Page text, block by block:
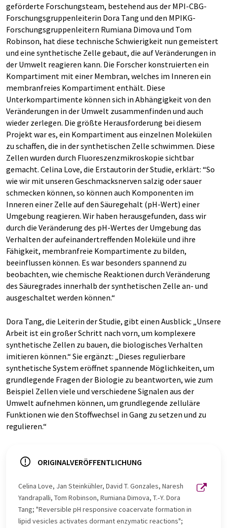
geförderte Forschungsteam, bestehend aus der MPI-CBG-
Forschungsgruppenleiterin Dora Tang und den MPIKG-
Forschungsgruppenleitern Rumiana Dimova und Tom
Robinson, hat diese technische Schwierigkeit nun gemeistert
und eine synthetische Zelle gebaut, die auf Veränderungen in
der Umwelt reagieren kann. Die Forscher konstruierten ein
Kompartiment mit einer Membran, welches im Inneren ein
membranfreies Kompartiment enthält. Diese
Unterkompartimente können sich in Abhängigkeit von den
Veränderungen in der Umwelt zusammenfinden und auch
wieder zerlegen. Die größte Herausforderung bei diesem
Projekt war es, ein Kompartiment aus einzelnen Molekülen
zu schaffen, die in der synthetischen Zelle schwimmen. Diese
Zellen wurden durch Fluoreszenzmikroskopie sichtbar
gemacht. Celina Love, die Erstautorin der Studie, erklärt: “So
wie wir mit unseren Geschmacksnerven salzig oder sauer
schmecken können, so können auch Komponenten im
Inneren einer Zelle auf den Säuregehalt (pH-Wert) einer
Umgebung reagieren. Wir haben herausgefunden, dass wir
durch die Veränderung des pH-Wertes der Umgebung das
Verhalten der aufeinandertreffenden Moleküle und ihre
Fähigkeit, membranfreie Kompartimente zu bilden,
beeinflussen können. Es war besonders spannend zu
beobachten, wie chemische Reaktionen durch Veränderung
des Säuregrades innerhalb der synthetischen Zelle an- und
ausgeschaltet werden können.“
Dora Tang, die Leiterin der Studie, gibt einen Ausblick: „Unsere
Arbeit ist ein großer Schritt nach vorn, um komplexere
synthetische Zellen zu bauen, die biologisches Verhalten
imitieren können.“ Sie ergänzt: „Dieses regulierbare
synthetische System eröffnet spannende Möglichkeiten, um
grundlegende Fragen der Biologie zu beantworten, wie zum
Beispiel Zellen viele und verschiedene Signalen aus der
Umwelt aufnehmen können, um grundlegende zelluläre
Funktionen wie den Stoffwechsel in Gang zu setzen und zu
regulieren.“
ORIGINALVERÖFFENTLICHUNG
Celina Love, Jan Steinkühler, David T. Gonzales, Naresh
Yandrapalli, Tom Robinson, Rumiana Dimova, T.‐Y. Dora
Tang; "Reversible pH responsive coacervate formation in
lipid vesicles activates dormant enzymatic reactions";